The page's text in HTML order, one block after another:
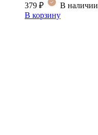
379 ₽
В наличии
В корзину